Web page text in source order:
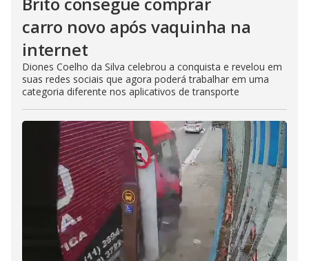
carro novo após vaquinha na
internet
Diones Coelho da Silva celebrou a conquista e revelou em
suas redes sociais que agora poderá trabalhar em uma
categoria diferente nos aplicativos de transporte